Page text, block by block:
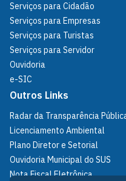
Serviços para Cidadão
Serviços para Empresas
Serviços para Turistas
Serviços para Servidor
Ouvidoria
e-SIC
Outros Links
Radar da Transparência
Licenciamento Ambiental
Plano Diretor e Setorial
Ouvidoria Municipal do SUS
Nota Fiscal Eletrônica